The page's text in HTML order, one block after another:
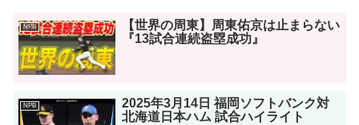
NPB
【世界の周東】周東佑京は止まらない
『13試合連続盗塁成功』
NPB
2025年3月14日 福岡ソフトバンク対
北海道日本ハム 試合ハイライト